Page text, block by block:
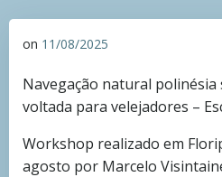
on 11/08/2025
Navegação natural
voltada para velejadores –
Workshop realizado em
agosto por Marcelo